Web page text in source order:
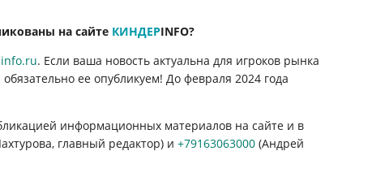
на сайте КИНДЕРINFO?
. Если ваша новость актуальна для игроков рынка
ее опубликуем! До февраля 2024 года
информационных материалов на сайте и в
главный редактор) и+79163063000 (Андрей